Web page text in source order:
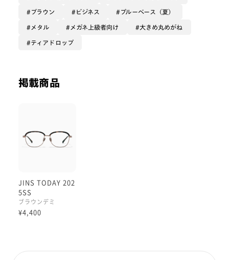
ブラウン ビジネス ブルーベース（夏）
メタル メガネ上級者向け 大きめ丸めがね
ティアドロップ
掲載商品
JINS TODAY 202
5SS
ブラウンデミ
¥4,400